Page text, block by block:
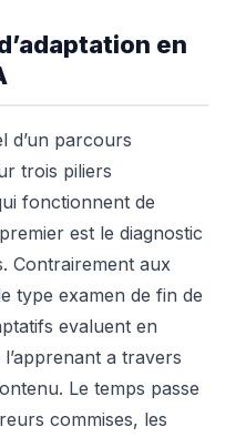
en
d’un parcours
trois piliers
fonctionnent de
est le diagnostic
Contrairement aux
type examen de fin de
evaluent en
a travers
Le temps passe
commises, les